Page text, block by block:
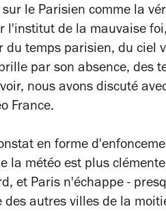
le Parisien comme la
l'institut de la mauvaise
du temps parisien, du ciel
par son absence, des
nous avons discuté
France.
en forme
la météo est plus
et Paris n'échappe -
des autres villes de la